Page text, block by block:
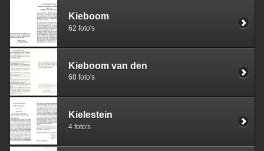
Kieboom
62 foto's
Kieboom van den
68 foto's
Kielestein
4 foto's